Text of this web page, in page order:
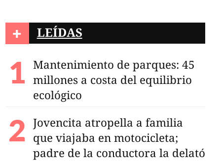
centrada
a la justicia y
+ LEÍDAS
Mantenimiento de parques: 45
millones a costa del equilibrio
ecológico
Jovencita atropella a familia
que viajaba en motocicleta;
padre de la conductora la delató